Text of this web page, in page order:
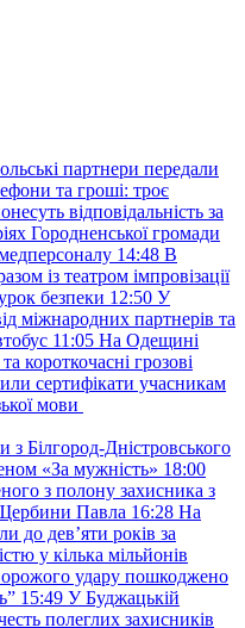
партнери передали
та гроші: троє
відповідальність за
Городненської громади
14:48 В
із театром імпровізації
безпеки 12:50 У
міжнародних партнерів та
11:05 На Одещині
короткочасні грозові
сертифікати учасникам
мови
з Білгород-Дністровського
«За мужність» 18:00
з полону захисника з
Павла 16:28 На
до дев’яти років за
у кілька мільйонів
удару пошкоджено
15:49 У Буджацькій
полеглих захисників